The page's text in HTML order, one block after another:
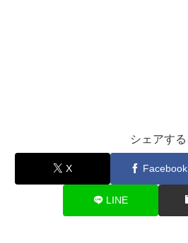
シェアする
X Facebook
LINE